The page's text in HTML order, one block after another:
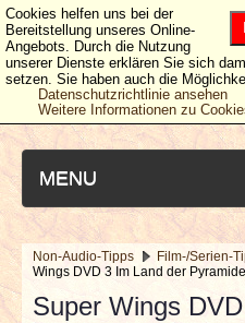
MENU
NEUESTE ARTIKEL
Non-Audio-Tipps Film-/Serien-
Wings DVD 3 Im Land der
Super Wings
Cookies helfen uns bei der
Bereitstellung unseres Online-
Angebots. Durch die Nutzung
unserer Dienste erklären Sie sich
setzen. Sie haben auch die
Datenschutzrichtlinie ansehen
Weitere Informationen zu